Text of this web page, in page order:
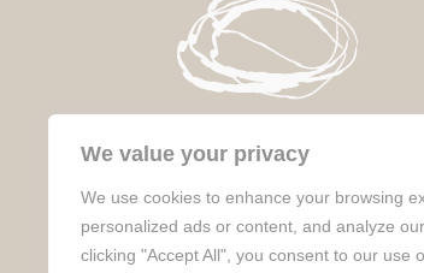
We value your privacy
We use cookies to enhance your browsing
personalized ads or content, and analyze
clicking "Accept All", you consent to our use
Segueix-nos a:
Instagram ·Facebook ·LinkedIn